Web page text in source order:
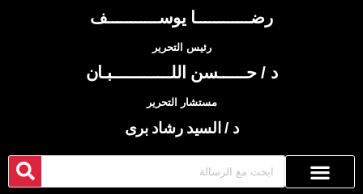
رضــــــــــــا يوســـــــــــف
رئيس التحرير
د / حــــــسن اللـــــــــــــبـان
مستشار التحرير
د / السيد رشاد برى